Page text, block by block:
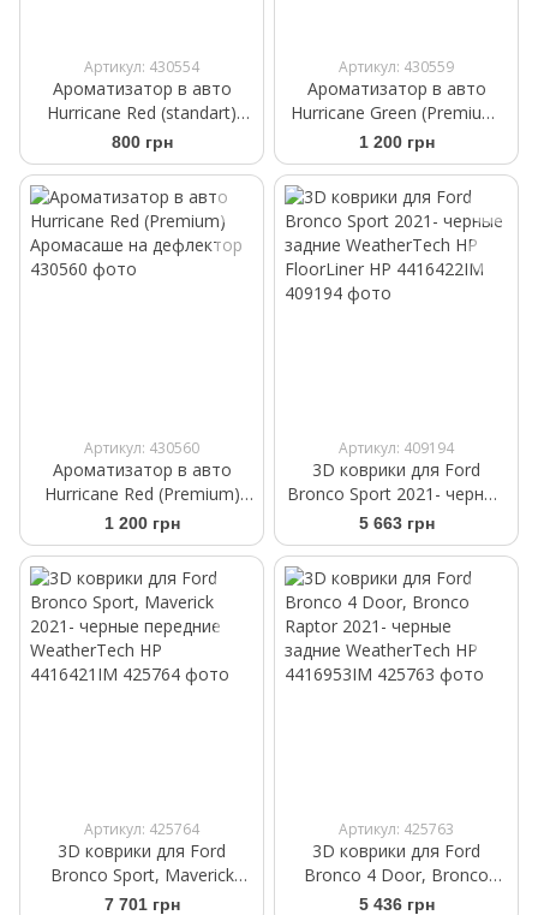
Артикул: 430554
Ароматизатор в авто
Hurricane Red (standart)
Аромасаше на дефлектор
800 грн
Артикул: 430559
Ароматизатор в авто
Hurricane Green (Premium)
Аромасаше на дефлектор
1 200 грн
Артикул: 430560
Ароматизатор в авто
Hurricane Red (Premium)
Аромасаше на дефлектор
1 200 грн
Артикул: 409194
3D коврики для Ford
Bronco Sport 2021- черные
задние WeatherTech HP
FloorLiner HP 4416422IM
5 663 грн
Артикул: 425764
3D коврики для Ford
Bronco Sport, Maverick
2021- черные передние
7 701 грн
Артикул: 425763
3D коврики для Ford
Bronco 4 Door, Bronco
Raptor 2021- черные
5 436 грн